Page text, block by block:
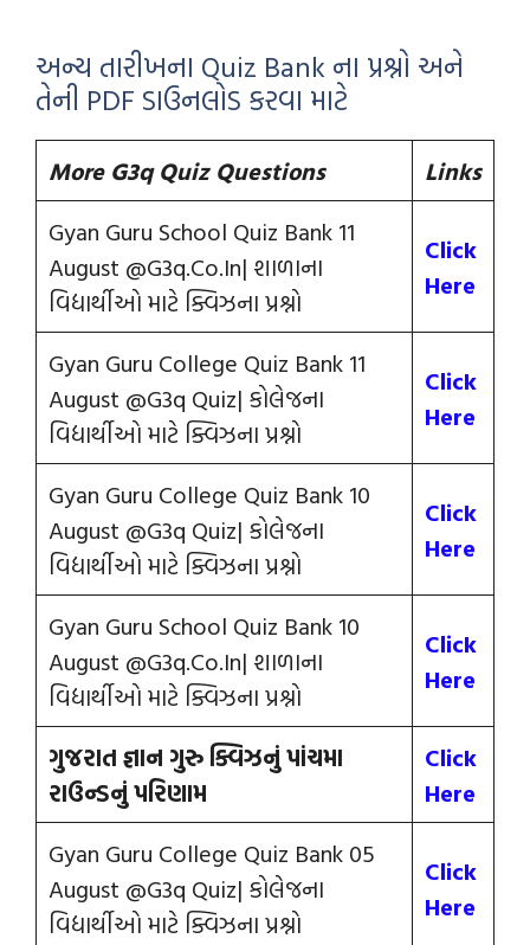
અન્ય તારીખના Quiz Bank ના પ્રશ્નો અને
તેની PDF ડાઉનલોડ કરવા માટે
More G3q Quiz Questions
Links
Gyan Guru School Quiz Bank 11
August @G3q.Co.In| શાળાના
વિદ્યાર્થીઓ માટે ક્વિઝના પ્રશ્નો
Click
Here
Gyan Guru College Quiz Bank 11
August @G3q Quiz| કોલેજના
વિદ્યાર્થીઓ માટે ક્વિઝના પ્રશ્નો
Click
Here
Gyan Guru College Quiz Bank 10
August @G3q Quiz| કોલેજના
વિદ્યાર્થીઓ માટે ક્વિઝના પ્રશ્નો
Click
Here
Gyan Guru School Quiz Bank 10
August @G3q.Co.In| શાળાના
વિદ્યાર્થીઓ માટે ક્વિઝના પ્રશ્નો
Click
Here
ગુજરાત જ્ઞાન ગુરુ ક્વિઝનું પાંચમા
રાઉન્‍ડનું પરિણામ
Click
Here
Gyan Guru College Quiz Bank 05
August @G3q Quiz| કોલેજના
વિદ્યાર્થીઓ માટે ક્વિઝના પ્રશ્નો
Click
Here